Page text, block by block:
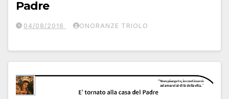
Padre
04/08/2016 ONORANZE TRIOLO